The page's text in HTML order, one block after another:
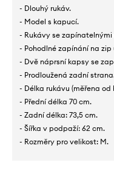
- Dlouhý rukáv.
- Model s kapucí.
- Rukávy se
- Pohodlné zapínání na
- Dvě náprsní kapsy se
- Prodloužená zadní
- Délka rukávu (měřena od
- Přední délka 70 cm.
- Zadní délka: 73,5 cm.
- Šířka v podpaží: 62 cm.
- Rozměry pro velikost: M.